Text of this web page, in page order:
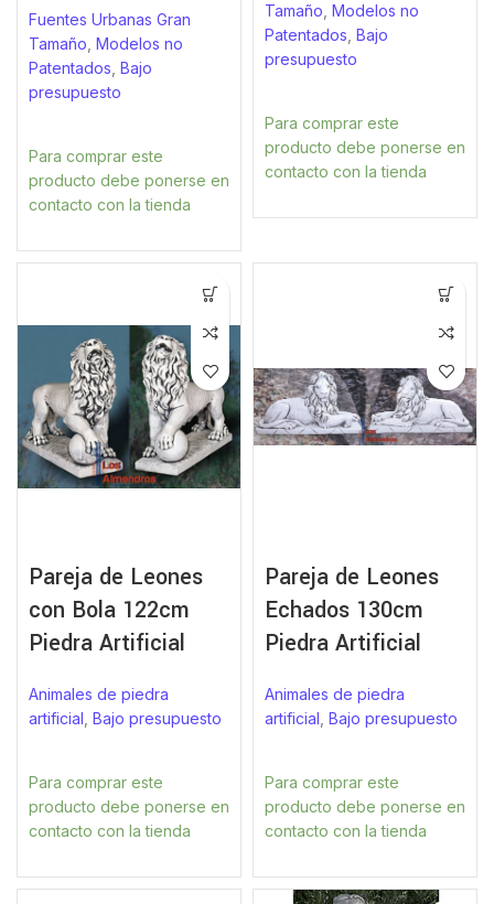
Fuentes Urbanas Gran
Tamaño Modelos no
Patentados Bajo
presupuesto
Para comprar este
producto debe ponerse en
contacto con la tienda
Tamaño Modelos no
Patentados Bajo
presupuesto
Para comprar este
producto debe ponerse en
contacto con la tienda
Pareja de Leones
con Bola 122cm
Piedra Artificial
Animales de piedra
artificial Bajo presupuesto
Para comprar este
producto debe ponerse en
contacto con la tienda
Pareja de Leones
Echados 130cm
Piedra Artificial
Animales de piedra
artificial Bajo presupuesto
Para comprar este
producto debe ponerse en
contacto con la tienda